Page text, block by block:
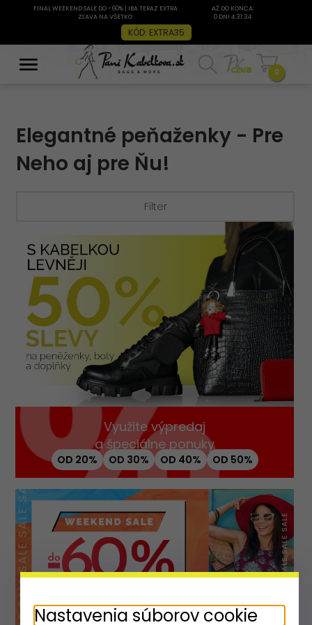
FINAL WEEKEND SALE DO -60% | IBA TERAZ EXTRA
ZĽAVA NA VŠETKO
KÓD: EXTRA35
AŽ DO KONCA:
0 DNI 4:31:33
0
Filter
Vyčistiť filter Viac filtrov
Elegantné peňaženky - Pre
Neho aj pre Ňu!
Využite výpredaj
a špeciálne ponuky
OD 20% OD 30% OD 40% OD 50%
Nastavenia súborov cookie